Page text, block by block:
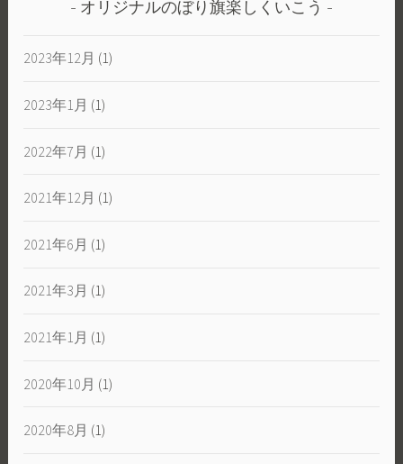
オリジナルのぼり旗楽しくいこう
2023年12月 (1)
2023年1月 (1)
2022年7月 (1)
2021年12月 (1)
2021年6月 (1)
2021年3月 (1)
2021年1月 (1)
2020年10月 (1)
2020年8月 (1)